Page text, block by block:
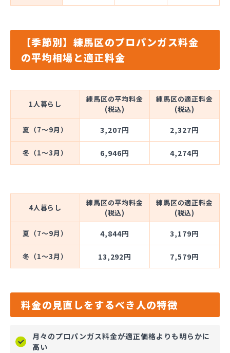
【季節別】練馬区のプロパンガス料金
の平均相場と適正料金
1人暮らし
練馬区の平均料金
(税込)
練馬区の適正料金
(税込)
夏（7～9月） 3,207円 2,327円
冬（1～3月） 6,946円 4,274円
4人暮らし
練馬区の平均料金
(税込)
練馬区の適正料金
(税込)
夏（7～9月） 4,844円 3,179円
冬（1～3月） 13,292円 7,579円
料金の見直しをするべき人の特徴
月々のプロパンガス料金が適正価格よりも明らかに
高い